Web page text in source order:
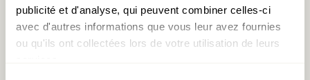
publicité et d'analyse, qui peuvent combiner celles-ci
avec d'autres informations que vous leur avez fournies
ou qu'ils ont collectées lors de votre utilisation de leurs
Un tel déficit primaire de l’Administration
centrale, inférieur à 0,3% du PIB, requiert (i) la